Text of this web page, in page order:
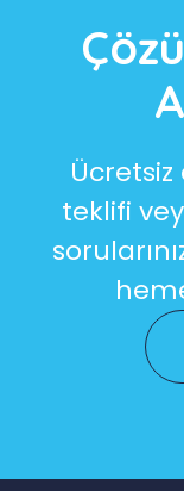
Ücretsiz
teklifi